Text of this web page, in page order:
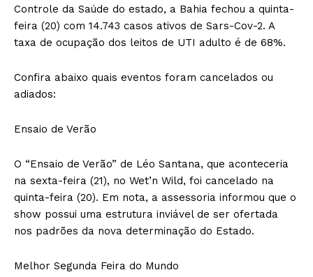
Controle da Saúde do estado, a Bahia fechou a quinta-
feira (20) com 14.743 casos ativos de Sars-Cov-2. A
taxa de ocupação dos leitos de UTI adulto é de 68%.
Confira abaixo quais eventos foram cancelados ou
adiados:
Ensaio de Verão
O “Ensaio de Verão” de Léo Santana, que aconteceria
na sexta-feira (21), no Wet’n Wild, foi cancelado na
quinta-feira (20). Em nota, a assessoria informou que o
show possui uma estrutura inviável de ser ofertada
nos padrões da nova determinação do Estado.
Melhor Segunda Feira do Mundo